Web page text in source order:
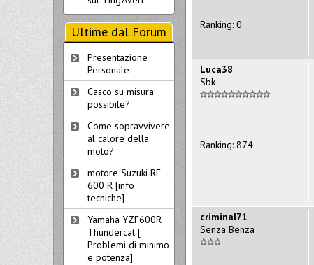
Ranking: 0
Luca38
Sbk
Ranking: 874
criminal71
Senza Benza
Ultime dal Forum
Presentazione
Personale
Casco su misura:
possibile?
Come sopravvivere
al calore della
moto?
motore Suzuki RF
600 R [info
tecniche]
Yamaha YZF600R
Thundercat [
Problemi di minimo
e potenza]